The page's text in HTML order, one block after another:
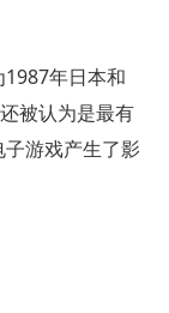
年日本和
被认为是最有
游戏产生了影